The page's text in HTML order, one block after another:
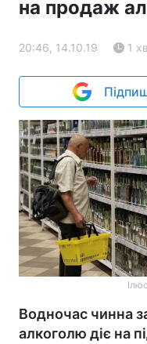
на продаж
20:46, 14.10.19 1
Водночас чинна
алкоголю діє на